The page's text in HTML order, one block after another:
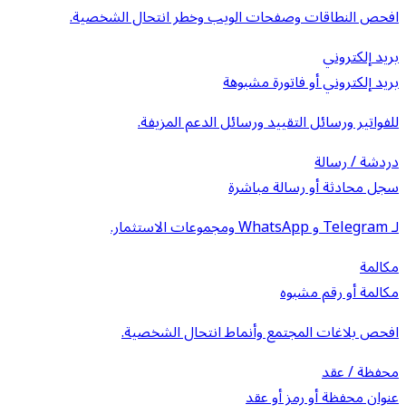
افحص النطاقات وصفحات الويب وخطر انتحال الشخصية.
بريد إلكتروني
بريد إلكتروني أو فاتورة مشبوهة
للفواتير ورسائل التقييد ورسائل الدعم المزيفة.
دردشة / رسالة
سجل محادثة أو رسالة مباشرة
لـ Telegram و WhatsApp ومجموعات الاستثمار.
مكالمة
مكالمة أو رقم مشبوه
افحص بلاغات المجتمع وأنماط انتحال الشخصية.
محفظة / عقد
عنوان محفظة أو رمز أو عقد